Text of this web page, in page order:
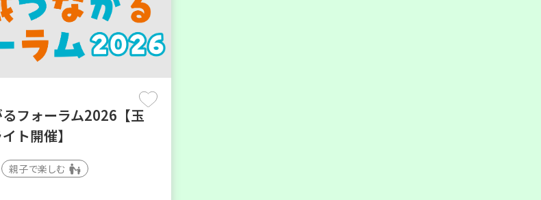
フォーラム2026【玉
ト開催】
親子で楽しむ